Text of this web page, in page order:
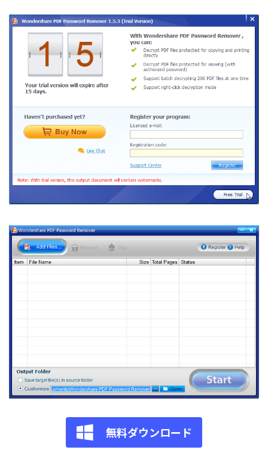
無料ダウンロード